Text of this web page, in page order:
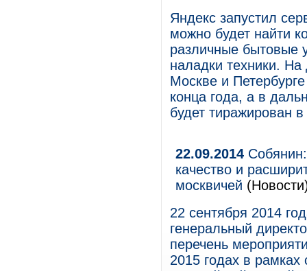
Яндекс запустил
можно будет найти
различные бытовые
наладки техники.
Москве и
конца года, а в
будет тиражирован
22.09.2014
качество и
москвичей
22 сентября 2014
генеральный
перечень
2015 годах в рамках